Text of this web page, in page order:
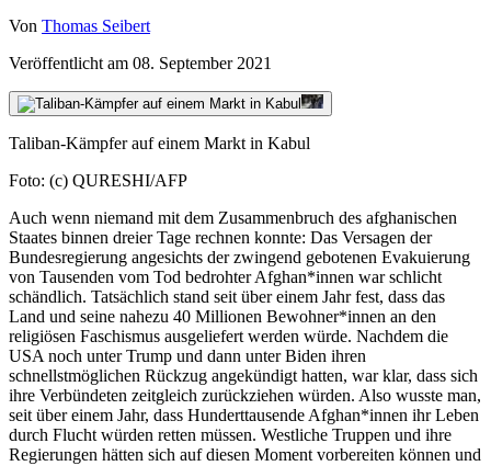
Von Thomas Seibert
Veröffentlicht am 08. September 2021
Taliban-Kämpfer auf einem Markt in Kabul
Foto: (c) QURESHI/AFP
Auch wenn niemand mit dem Zusammenbruch des afghanischen
Staates binnen dreier Tage rechnen konnte: Das Versagen der
Bundesregierung angesichts der zwingend gebotenen Evakuierung
von Tausenden vom Tod bedrohter Afghan*innen war schlicht
schändlich. Tatsächlich stand seit über einem Jahr fest, dass das
Land und seine nahezu 40 Millionen Bewohner*innen an den
religiösen Faschismus ausgeliefert werden würde. Nachdem die
USA noch unter Trump und dann unter Biden ihren
schnellstmöglichen Rückzug angekündigt hatten, war klar, dass sich
ihre Verbündeten zeitgleich zurückziehen würden. Also wusste man,
seit über einem Jahr, dass Hunderttausende Afghan*innen ihr Leben
durch Flucht würden retten müssen. Westliche Truppen und ihre
Regierungen hätten sich auf diesen Moment vorbereiten können und